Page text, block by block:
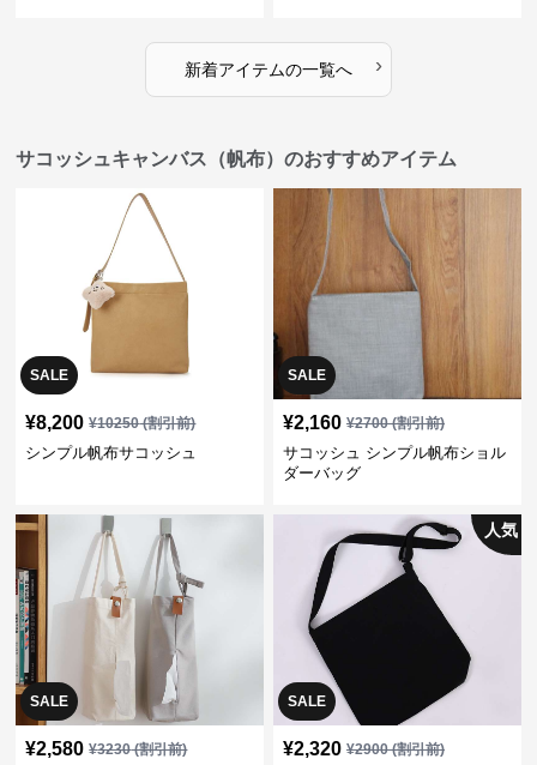
新着アイテムの一覧へ ›
サコッシュキャンバス（帆布）のおすすめアイテム
SALE
¥8,200 ¥10250(割引前)
シンプル帆布サコッシュ
SALE
¥2,160 ¥2700(割引前)
サコッシュ シンプル帆布ショル
ダーバッグ
SALE
¥2,580 ¥3230(割引前)
SALE
人気
¥2,320 ¥2900(割引前)